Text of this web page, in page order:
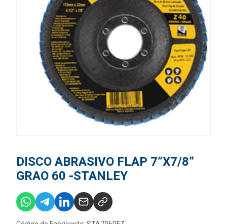
DISCO ABRASIVO FLAP 7”X7/8”
GRAO 60 -STANLEY